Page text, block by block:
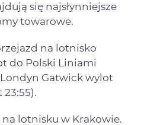
się najsłynniejsze
towarowe.
na lotnisko
do Polski Liniami
Gatwick wylot
lotnisku w Krakowie.